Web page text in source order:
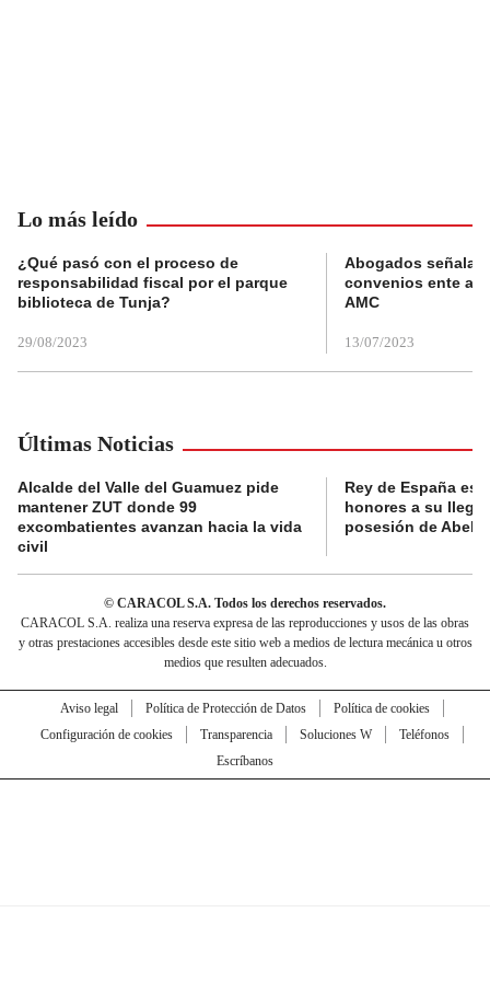
Lo más leído
¿Qué pasó con el proceso de
responsabilidad fiscal por el parque
biblioteca de Tunja?
29/08/2023
Abogados
convenios ente
AMC
13/07/2023
Últimas Noticias
Alcalde del Valle del Guamuez pide
mantener ZUT donde 99
excombatientes avanzan hacia la vida
civil
Rey de España es
honores a su
posesión de
© CARACOL S.A. Todos los derechos reservados.
CARACOL S.A. realiza una reserva expresa de las reproducciones y usos de las obras
y otras prestaciones accesibles desde este sitio web a medios de lectura mecánica u otros
medios que resulten adecuados.
Aviso legal Política de Protección de Datos
Política de cookies
Configuración de cookies
Transparencia Soluciones W
Teléfonos
Escríbanos